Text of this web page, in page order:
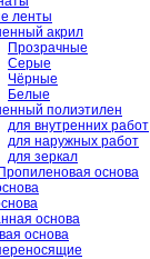
ленты
акрил
Прозрачные
Серые
Чёрные
Белые
полиэтилен
для внутренних работ
для наружных работ
для зеркал
основа
основа
основа